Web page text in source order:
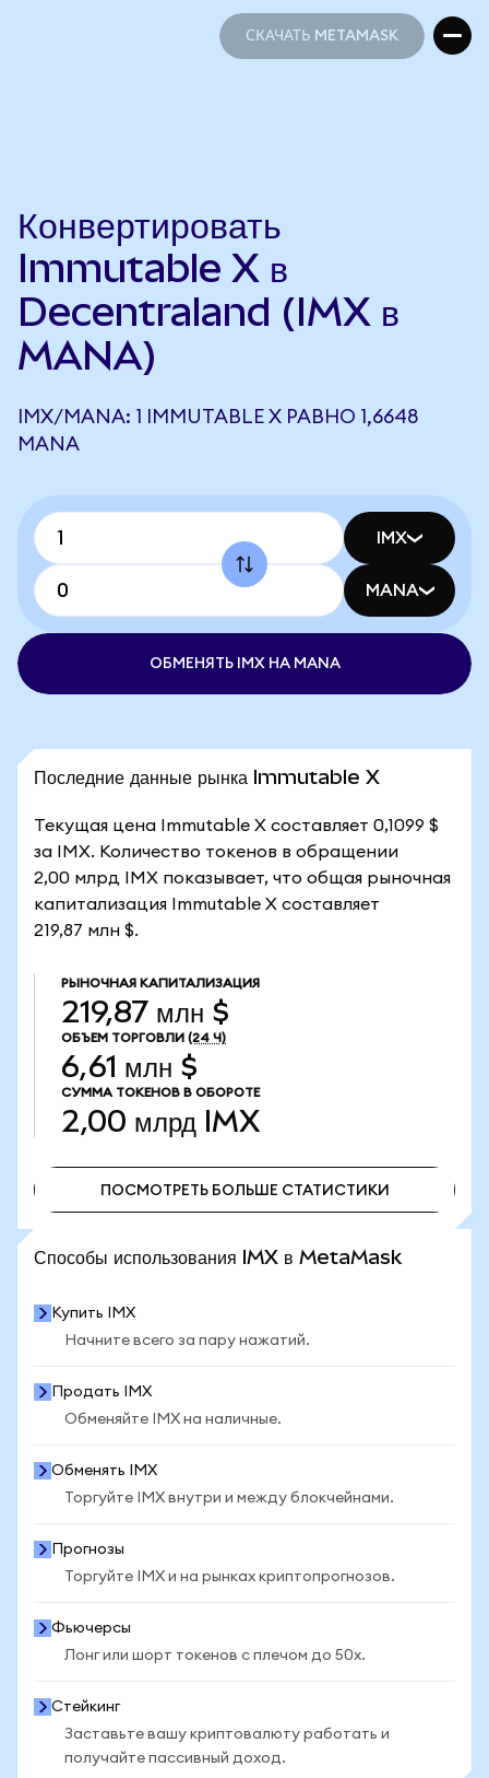
СКАЧАТЬ METAMASK
Конвертировать
Immutable X в
Decentraland (IMX в
MANA)
IMX/MANA: 1 IMMUTABLE X РАВНО 1,6648
MANA
IMX
MANA
ОБМЕНЯТЬ IMX НА MANA
Последние данные рынка Immutable X
Текущая цена Immutable X составляет 0,1099 $
за IMX. Количество токенов в обращении
2,00 млрд IMX показывает, что общая рыночная
капитализация Immutable X составляет
219,87 млн $.
РЫНОЧНАЯ КАПИТАЛИЗАЦИЯ
219,87 млн $
ОБЪЕМ ТОРГОВЛИ (24 Ч)
6,61 млн $
СУММА ТОКЕНОВ В ОБОРОТЕ
2,00 млрд IMX
ПОСМОТРЕТЬ БОЛЬШЕ СТАТИСТИКИ
Способы использования IMX в MetaMask
Купить IMX
Начните всего за пару нажатий.
Продать IMX
Обменяйте IMX на наличные.
Обменять IMX
Торгуйте IMX внутри и между блокчейнами.
Прогнозы
Торгуйте IMX и на рынках криптопрогнозов.
Фьючерсы
Лонг или шорт токенов с плечом до 50x.
Стейкинг
Заставьте вашу криптовалюту работать и
получайте пассивный доход.